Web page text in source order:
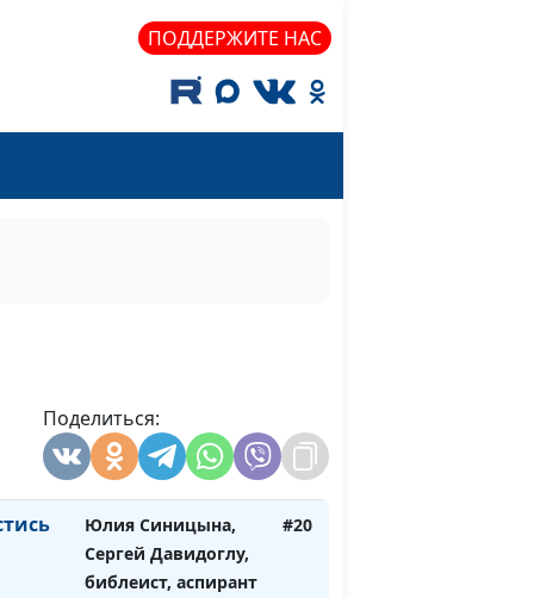
ПОДДЕРЖИТЕ НАС
Поделиться:
Мария Вачева,
консультант
экономист,
специалист по
финансовому
менеджменту
Юлия Синицына,
Сергей Давидоглу,
библеист, аспирант
#20